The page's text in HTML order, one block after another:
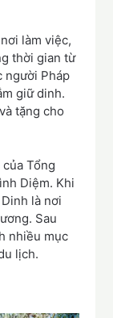
làm việc,
thời gian từ
người Pháp
giữ dinh.
tặng cho
Tổng
Diệm. Khi
là nơi
Sau
nhiều mục
lịch.